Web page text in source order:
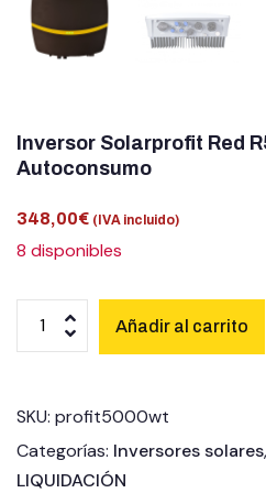
Inversor Solarprofit Red
Autoconsumo
348,00€ (IVA incluido)
8 disponibles
Añadir al carrito
SKU: profit5000wt
Categorías: Inversores solares,
LIQUIDACIÓN